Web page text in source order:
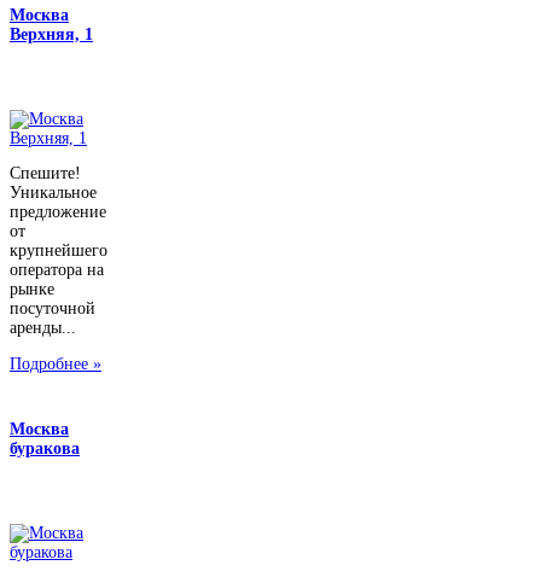
Москва
Верхняя, 1
Спешите!
Уникальное
предложение
от
крупнейшего
оператора на
рынке
посуточной
аренды...
Подробнее »
Москва
буракова